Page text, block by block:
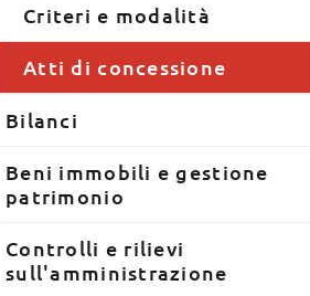
Criteri e modalità
Atti di concessione
Bilanci
Beni immobili e gestione
patrimonio
Controlli e rilievi
sull'amministrazione